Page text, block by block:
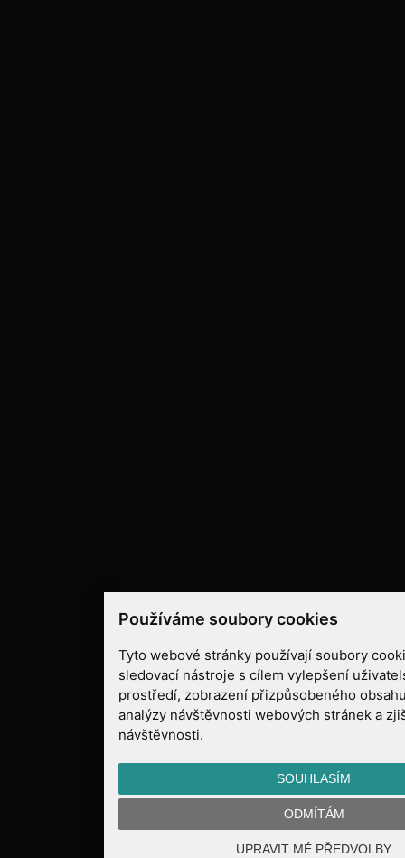
Používáme soubory cookies
Tyto webové stránky používají soubory
sledovací nástroje s cílem vylepšení
prostředí, zobrazení přizpůsobeného
analýzy návštěvnosti webových stránek a
návštěvnosti.
SOUHLASÍM
ODMÍTÁM
UPRAVIT MÉ PŘEDVOLBY